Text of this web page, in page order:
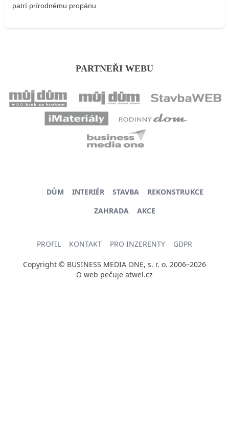
patrí prírodnému propánu
PARTNEŘI WEBU
DŮM INTERIÉR STAVBA
REKONSTRUKCE
ZAHRADA
AKCE
PROFIL KONTAKT PRO INZERENTY GDPR
Copyright © BUSINESS MEDIA ONE, s. r. o. 2006–2026